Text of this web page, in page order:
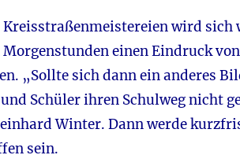
wird sich
einen Eindruck
„Sollte sich dann ein anderes
Schüler ihren Schulweg nicht
Winter. Dann werde
sein.